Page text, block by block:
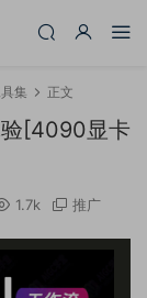
集 正文
验[4090显卡
1.7k 推广